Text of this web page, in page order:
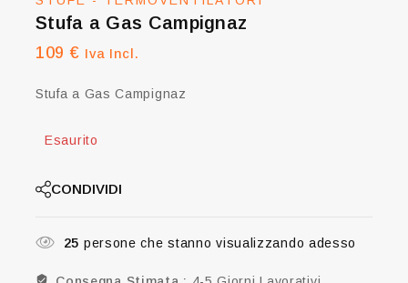
Stufa a Gas Campignaz
109 € Iva Incl.
Stufa a Gas Campignaz
Esaurito
CONDIVIDI
25 persone che stanno visualizzando adesso